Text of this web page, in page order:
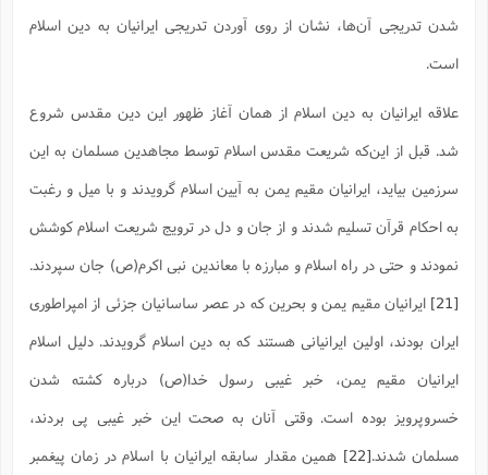
شدن تدریجی آن‌ها، نشان از روی آوردن تدریجی ایرانیان به دین اسلام
است.‌
علاقه ایرانیان به دین اسلام از همان آغاز ظهور این دین مقدس شروع
شد. قبل از این‌که شریعت مقدس اسلام توسط مجاهدین مسلمان به این
سرزمین بیاید، ایرانیان مقیم یمن به آیین اسلام گرویدند و با میل و رغبت
به احکام قرآن تسلیم شدند و از جان و دل در ترویج شریعت اسلام کوشش
نمودند و حتى در راه اسلام و مبارزه با معاندین نبى اکرم(ص) جان سپردند.
ایرانیان مقیم یمن و بحرین که در عصر ساسانیان جزئی از امپراطوری
ایران بودند، اولین ایرانیانی هستند که به دین اسلام گرویدند. دلیل اسلام
ایرانیان مقیم یمن، خبر غیبی رسول خدا(ص) درباره کشته شدن
خسروپرویز بوده است. وقتی آنان به صحت این خبر غیبی پی بردند،
مسلمان شدند.[22]
همین مقدار سابقه ایرانیان با اسلام در زمان پیغمبر